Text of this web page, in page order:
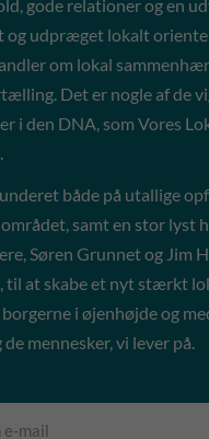
gode relationer og en
og udpræget lokalt
om lokal
Det er nogle af de
i den DNA, som Vores
både på utallige
samt en stor lyst
Søren Grunnet og Jim
til at skabe et nyt stærkt
i øjenhøjde og
de mennesker, vi lever på.